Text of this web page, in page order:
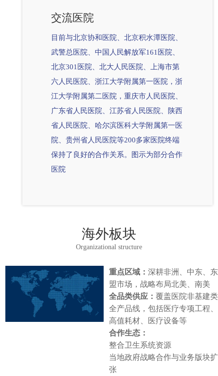
交流医院
目前与北京协和医院、北京积水潭医院、
武警总医院、中国人民解放军161医院、
北京301医院、北大人民医院、上海市第
六人民医院、浙江大学附属第一医院，浙
江大学附属第二医院，重庆市人民医院、
广东省人民医院、江苏省人民医院、陕西
省人民医院、哈尔滨医科大学附属第一医
院、贵州省人民医院等200多家医院终端
保持了良好的合作关系。图示为部分合作
医院
海外板块
Organizational structure
重点区域： 深耕非洲、中东、东
盟市场，战略布局北美、南美
全品类供应： 覆盖医院非基建类
全产品线，包括医疗专项工程、
高值耗材、医疗设备等
合作生态：
整合卫生系统资源
当地政府战略合作与业务版块扩
张